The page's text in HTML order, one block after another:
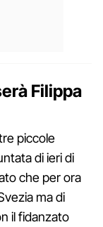
Filippa
piccole
di ieri di
che per ora
ma di
il fidanzato